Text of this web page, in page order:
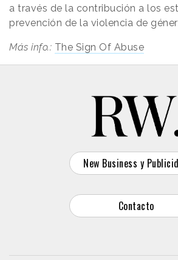
a través de la contribución a los
prevención de la violencia de
Más info.: The Sign Of Abuse
New Business y
Contacto